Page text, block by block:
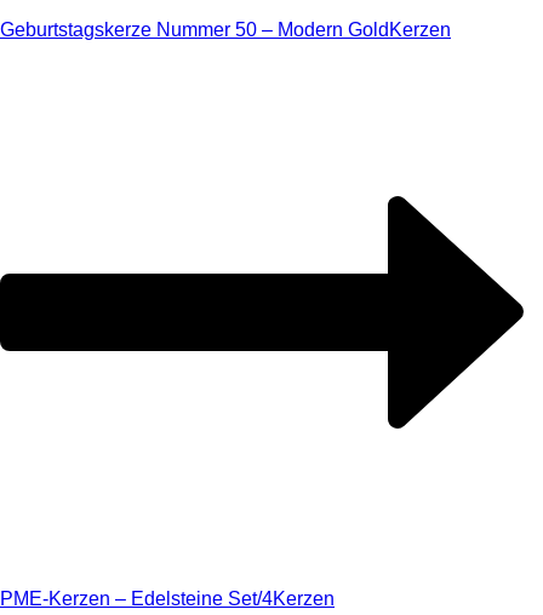
Geburtstagskerze Nummer 50 – Modern Gold Kerzen
PME-Kerzen – Edelsteine Set/4Kerzen